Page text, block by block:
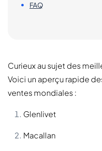
FAQ
Curieux au sujet des
Voici un aperçu rapide
ventes mondiales :
Glenlivet
Macallan